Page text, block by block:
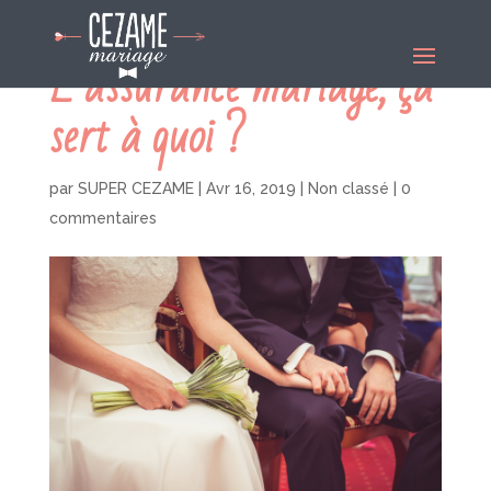
L’assurance mariage, ça
sert à quoi ?
par SUPER CEZAME| Avr 16, 2019 Non classé
0
commentaires